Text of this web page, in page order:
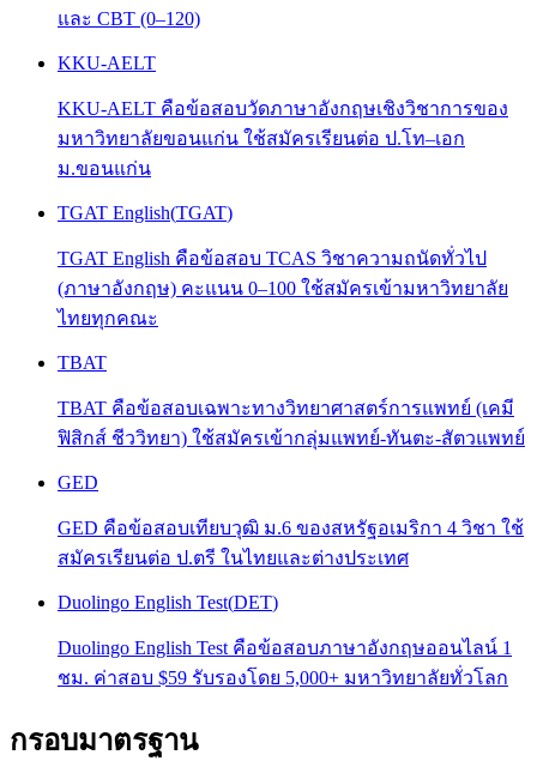
และ CBT (0–120)
KKU-AELT
KKU-AELT คือข้อสอบวัดภาษาอังกฤษเชิงวิชาการของ
มหาวิทยาลัยขอนแก่น ใช้สมัครเรียนต่อ ป.โท–เอก
ม.ขอนแก่น
TGAT English(TGAT)
TGAT English คือข้อสอบ TCAS วิชาความถนัดทั่วไป
(ภาษาอังกฤษ) คะแนน 0–100 ใช้สมัครเข้ามหาวิทยาลัย
ไทยทุกคณะ
TBAT
TBAT คือข้อสอบเฉพาะทางวิทยาศาสตร์การแพทย์ (เคมี
ฟิสิกส์ ชีววิทยา) ใช้สมัครเข้ากลุ่มแพทย์-ทันตะ-สัตวแพทย์
GED
GED คือข้อสอบเทียบวุฒิ ม.6 ของสหรัฐอเมริกา 4 วิชา ใช้
สมัครเรียนต่อ ป.ตรี ในไทยและต่างประเทศ
Duolingo English Test(DET)
Duolingo English Test คือข้อสอบภาษาอังกฤษออนไลน์ 1
ชม. ค่าสอบ $59 รับรองโดย 5,000+ มหาวิทยาลัยทั่วโลก
กรอบมาตรฐาน